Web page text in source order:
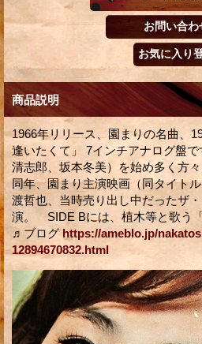
商品説明
1966年リリース、園まりの名曲、
逢いたくて」 7インチアナログ盤
清志郎、坂本冬美）を始め多く方
同年、園まり主演映画（同タイト
渡哲也、当時売り出し中だったザ
演。 SIDE Bには、植木等と歌う
♬ブログ https://ameblo.jp/
12894670832.html